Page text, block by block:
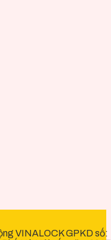
VINALOCK GPKD số: